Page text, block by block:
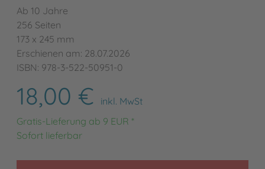
Ab 10 Jahre
256 Seiten
173 x 245 mm
Erschienen am: 28.07.2026
ISBN: 978-3-522-50951-0
18,00 €
inkl. MwSt
Gratis-Lieferung ab 9 EUR *
Sofort lieferbar